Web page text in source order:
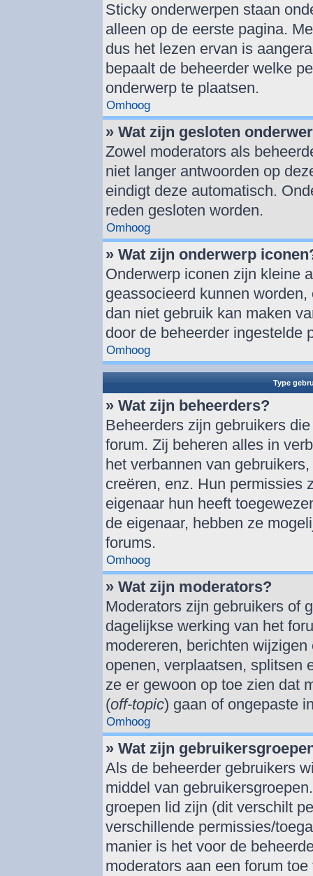
Sticky onderwerpen staan
alleen op de eerste pagina.
dus het lezen ervan is
bepaalt de beheerder welke
onderwerp te plaatsen.
Omhoog
» Wat zijn gesloten
Zowel moderators als
niet langer antwoorden op
eindigt deze automatisch.
reden gesloten worden.
Omhoog
» Wat zijn onderwerp
Onderwerp iconen zijn kleine
geassocieerd kunnen
dan niet gebruik kan maken
door de beheerder ingestelde
Omhoog
Type
» Wat zijn beheerders?
Beheerders zijn gebruikers
forum. Zij beheren alles in
het verbannen van
creëren, enz. Hun permissies
eigenaar hun heeft
de eigenaar, hebben ze
forums.
Omhoog
» Wat zijn moderators?
Moderators zijn gebruikers of
dagelijkse werking van het
modereren, berichten
openen, verplaatsen, splitsen
ze er gewoon op toe zien dat
(off-topic) gaan of ongepaste
Omhoog
» Wat zijn
Als de beheerder gebruikers
middel van
groepen lid zijn (dit verschilt
verschillende permissies/
manier is het voor de
moderators aan een forum